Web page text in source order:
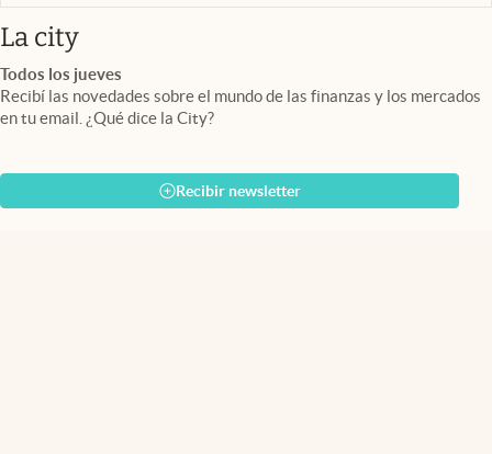
La cityabre en nueva pestaña
Todos los jueves
Recibí las novedades sobre el mundo de las finanzas y los mercados
en tu email. ¿Qué dice la City?
Recibir newsletter